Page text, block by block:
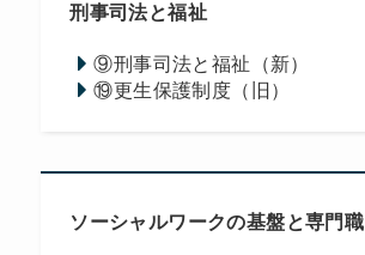
刑事司法と福祉
⑨刑事司法と福祉（新）
⑲更生保護制度（旧）
ソーシャルワークの基盤と専門職